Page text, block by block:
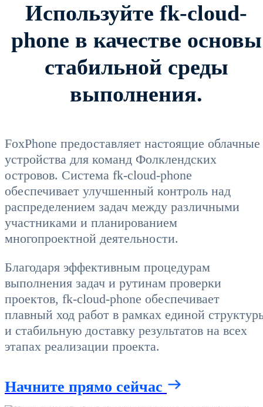
Используйте fk-cloud-
phone в качестве основы
стабильной среды
выполнения.
FoxPhone предоставляет настоящие облачные
устройства для команд Фолклендских
островов. Система fk-cloud-phone
обеспечивает улучшенный контроль над
распределением задач между различными
участниками и планированием
многопроектной деятельности.
Благодаря эффективным процедурам
выполнения задач и рутинам проверки
проектов, fk-cloud-phone обеспечивает
плавный ход работ в рамках единой
и стабильную доставку результатов на всех
этапах реализации проекта.
Начните прямо сейчас